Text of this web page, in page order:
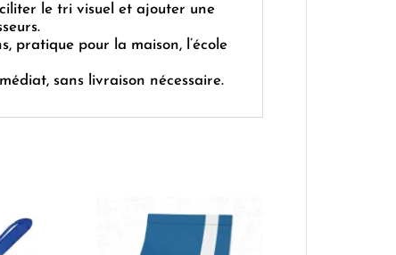
le tri visuel et ajouter une
pratique pour la maison, l’école
sans livraison nécessaire.